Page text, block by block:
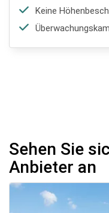
Keine
Sehen Sie
Anbieter an